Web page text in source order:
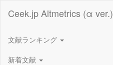
Ceek.jp Altmetrics (α ver.)
文献ランキング
新着文献